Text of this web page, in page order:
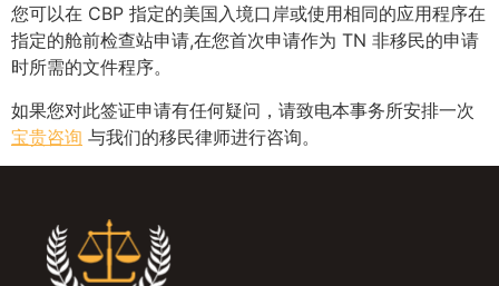
您可以在 CBP 指定的美国入境口岸或使用相同的应用程序在
指定的舱前检查站申请,在您首次申请作为 TN 非移民的申请
时所需的文件程序。
如果您对此签证申请有任何疑问，请致电本事务所安排一次
宝贵咨询 与我们的移民律师进行咨询。